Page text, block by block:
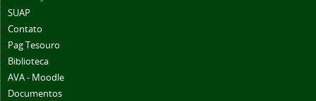
SUAP
Contato
Pag Tesouro
Biblioteca
AVA - Moodle
Documentos